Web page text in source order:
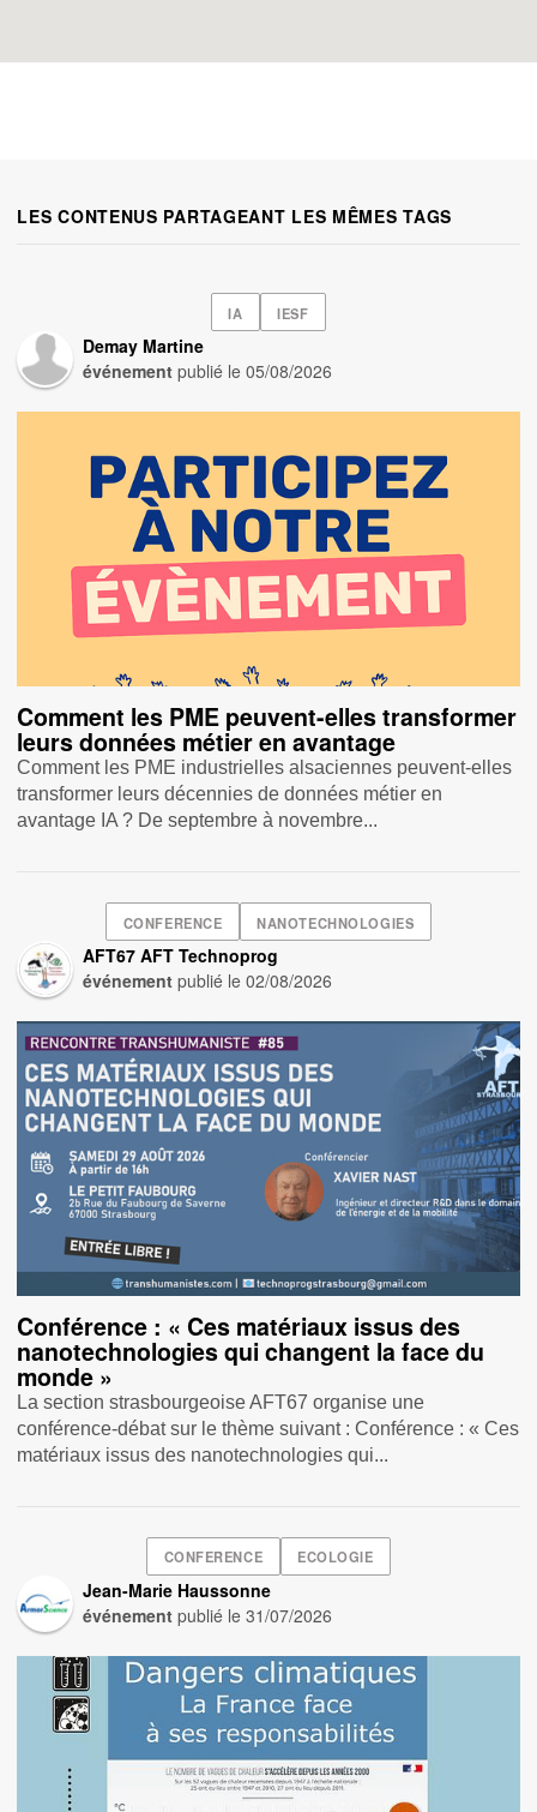
LES CONTENUS PARTAGEANT LES MÊMES TAGS
IA IESF
Demay Martine
événement publié le05/08/2026
Comment les PME peuvent-elles transformer
leurs données métier en avantage
Comment les PME industrielles alsaciennes peuvent-elles
transformer leurs décennies de données métier en
avantage IA ? De septembre à novembre...
CONFERENCE NANOTECHNOLOGIES
AFT67 AFT Technoprog
événement publié le02/08/2026
Conférence : « Ces matériaux issus des
nanotechnologies qui changent la face du
monde »
La section strasbourgeoise AFT67 organise une
conférence-débat sur le thème suivant : Conférence : « Ces
matériaux issus des nanotechnologies qui...
CONFERENCE ECOLOGIE
Jean-Marie Haussonne
événement publié le31/07/2026